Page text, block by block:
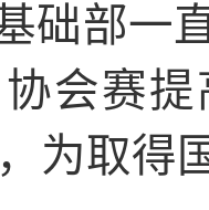
础部一
会赛
为取得